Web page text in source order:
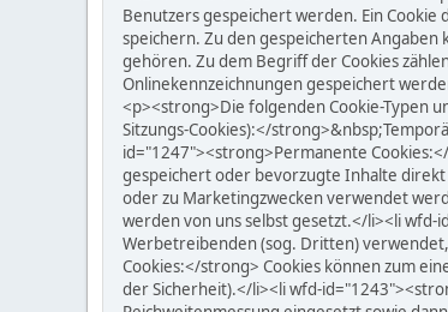
Benutzers gespeichert werden. Ein
speichern. Zu den gespeicherten Angaben
gehören. Zu dem Begriff der Cookies
Onlinekennzeichnungen gespeichert
<p><strong>Die folgenden Cookie-Typen
Sitzungs-Cookies):</
id="1247"><strong>Permanente
gespeichert oder bevorzugte Inhalte
oder zu Marketingzwecken verwendet
werden von uns selbst gesetzt.</li><li
Werbetreibenden (sog. Dritten)
Cookies:</strong> Cookies können zum
der Sicherheit).</li><li wfd-